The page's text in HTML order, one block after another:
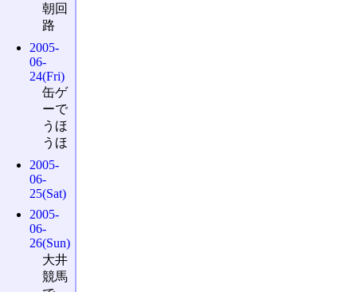
朝回
路
2005-
06-
24(Fri)
缶ゲ
ーで
うほ
うほ
2005-
06-
25(Sat)
2005-
06-
26(Sun)
大井
競馬